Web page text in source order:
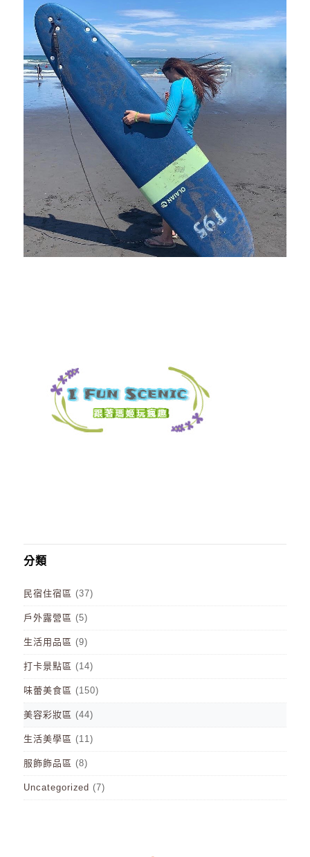
分類
民宿住宿區 (37)
戶外露營區 (5)
生活用品區 (9)
打卡景點區 (14)
味蕾美食區 (150)
美容彩妝區 (44)
生活美學區 (11)
服飾飾品區 (8)
Uncategorized (7)